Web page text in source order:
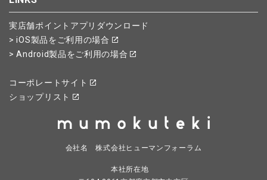
実店舗ポイントアプリダウンロード
> iOS製品をご利用の場合
> Android製品をご利用の場合
コーポレートサイト
ショップリスト
会社名 株式会社ヒューマンフォーラム
本社所在地